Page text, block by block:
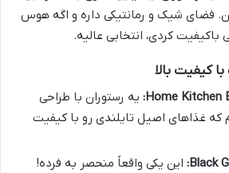
فضای شیک و رمانتیکی داره و اگه هوس
باکیفیت کردی، انتخابی عالیه.
کیفیت بالا
Home Kitchen یه رستوران با طراحی
غذاهای اصیل تایلندی رو با کیفیت
Black این یکی واقعاً منحصر به فرده!